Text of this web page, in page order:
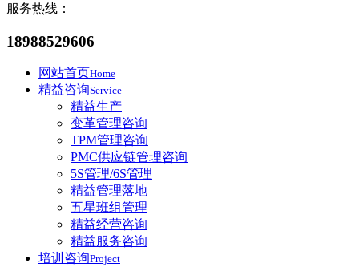
服务热线：
18988529606
网站首页Home
精益咨询Service
精益生产
变革管理咨询
TPM管理咨询
PMC供应链管理咨询
5S管理/6S管理
精益管理落地
五星班组管理
精益经营咨询
精益服务咨询
培训咨询Project